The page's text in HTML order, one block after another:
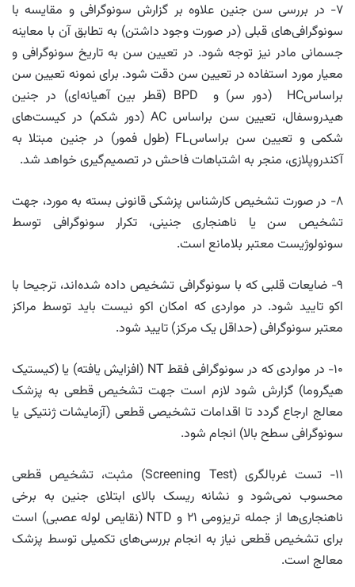
۷- در بررسی سن جنین علاوه بر گزارش سونوگرافی و مقایسه با
سونوگرافی‌های قبلی (در صورت وجود داشتن) به تطابق آن با معاینه
جسمانی مادر نیز توجه شود. در تعیین سن به تاریخ سونوگرافی و
معیار مورد استفاده در تعیین سن دقت شود. برای نمونه تعیین سن
براساسHC (دور سر) و BPD (قطر بین آهیانه‌ای) در جنین
هیدروسفال، تعیین سن براساس AC (دور شکم) در کیست‌های
شکمی و تعیین سن براساسFL (طول فمور) در جنین مبتلا به
آکندروپلازی، منجر به اشتباهات فاحش در تصمیم‌گیری خواهد شد.
۸- در صورت تشخیص کارشناس پزشکی قانونی بسته به مورد، جهت
تشخیص سن یا ناهنجاری جنینی، تکرار سونوگرافی توسط
سونولوژیست معتبر بلامانع است.
۹- ضایعات قلبی که با سونوگرافی تشخیص داده شده‌اند، ترجیحا با
اکو تایید شود. در مواردی که امکان اکو نیست باید توسط مراکز
معتبر سونوگرافی (حداقل یک مرکز) تایید شود.
۱۰- در مواردی که در سونوگرافی فقط NT (افزایش یافته) یا (کیستیک
هیگروما) گزارش شود لازم است جهت تشخیص قطعی به پزشک
معالج ارجاع گردد تا اقدامات تشخیصی قطعی (آزمایشات ژنتیکی یا
سونوگرافی سطح بالا) انجام شود.
۱۱- تست غربالگری (Screening Test) مثبت، تشخیص قطعی
محسوب نمی‌شود و نشانه ریسک بالای ابتلای جنین به برخی
ناهنجاری‌ها از جمله تریزومی ۲۱ و NTD (نقایص لوله عصبی) است
برای تشخیص قطعی نیاز به انجام بررسی‌های تکمیلی توسط پزشک
معالج است.